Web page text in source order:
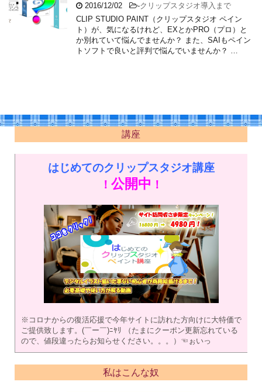
2016/12/02 -クリップスタジオ導入まで
CLIP STUDIO PAINT（クリップスタジオ ペイン
ト）が、気になるけれど、EXとかPRO（プロ）と
か別れていて悩んでませんか？ また、SAIもペイン
トソフトで良いと評判で悩んでいませんか？ …
講座
はじめてのクリップスタジオ講座
！ 公開中 ！
※コロナからの復活応援で今年サイトに訪れた方向けに大特価で
ご提供致します。(￣ー￣)ﾆﾔﾘ （たまにクーポン更新忘れている
ので、値段違ったらお知らせください。。。）☜ぉいっ
私はこんな奴